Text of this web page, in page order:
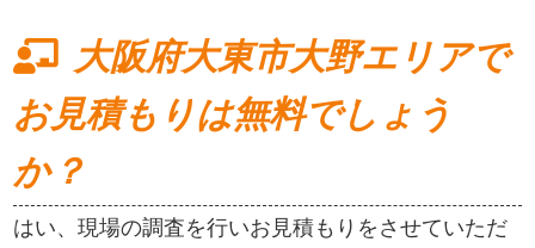
大阪府大東市大野エリアで
お見積もりは無料でしょう
か？
はい、現場の調査を行いお見積もりをさせていただ